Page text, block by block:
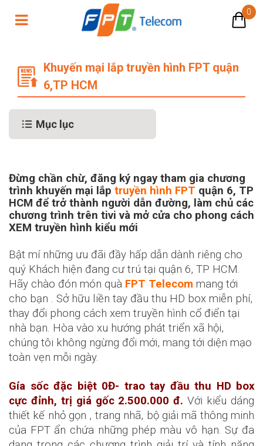
0
Khuyến mại lắp truyền hình FPT quận
6,TP HCM
Mục lục
Đừng chần chừ, đăng ký ngay tham gia chương
trình khuyến mại lắp truyền hình FPT quận 6, TP
HCM để trở thành người dẫn đường, làm chủ các
chương trình trên tivi và mở cửa cho phong cách
XEM truyền hình kiểu mới
Bật mí những ưu đãi đầy hấp dẫn dành riêng cho
quý Khách hiện đang cư trú tại quận 6, TP HCM.
Hãy chào đón món quà FPT Telecom mang tới
cho bạn . Sở hữu liền tay đầu thu HD box miễn phí,
thay đổi phong cách xem truyền hình cổ điển tại
nhà bạn. Hòa vào xu hướng phát triển xã hội,
chúng tôi không ngừng đổi mới, mang tới diện mạo
toàn vẹn mỗi ngày.
Gía sốc đặc biệt 0Đ- trao tay đầu thu HD box
cực đỉnh, trị giá gốc 2.500.000 đ. Với kiểu dáng
thiết kế nhỏ gọn , trang nhã, bộ giải mã thông minh
của FPT ẩn chứa những phép màu vô hạn. Sự đa